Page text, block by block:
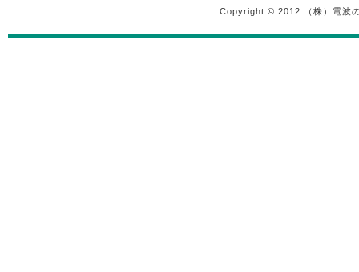
Copyright © 2012 （株）電波